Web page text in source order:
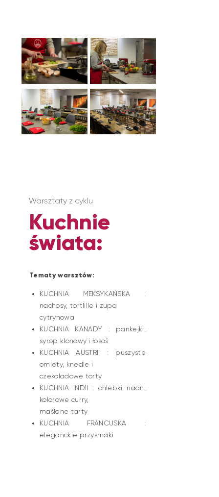
Warsztaty z cyklu
Kuchnie
świata:
Tematy warsztów:
KUCHNIA MEKSYKAŃSKA :
nachosy, tortlille i zupa
cytrynowa
KUCHNIA KANADY : pankejki,
syrop klonowy i łosoś
KUCHNIA AUSTRII : puszyste
omlety, knedle i
czekoladowe torty
KUCHNIA INDII : chlebki naan,
kolorowe curry,
maślane tarty
KUCHNIA FRANCUSKA :
eleganckie przysmaki